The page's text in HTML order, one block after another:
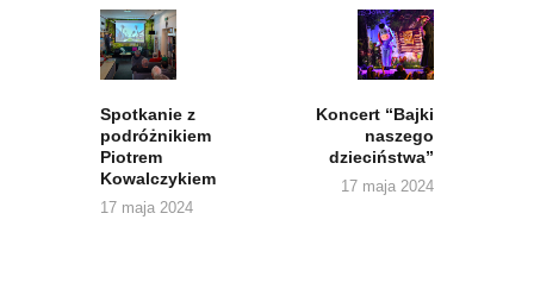
wpisu
Spotkanie z
podróżnikiem
Piotrem
Kowalczykiem
17 maja 2024
Koncert “Bajki
naszego
dzieciństwa”
17 maja 2024